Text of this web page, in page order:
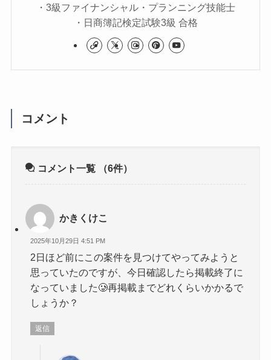
・3級ファイナンシャル・プランニング技能士
・日商簿記検定試験3級 合格
コメント
コメント一覧 （6件）
かきくけこ
2025年10月29日 4:51 PM
2日ほど前にこの案件を見つけてやってみようと
思っていたのですが、今日確認したら掲載終了に
なっていました‪🥲‎再掲載までどれくらいかかるで
しょうか？
返信